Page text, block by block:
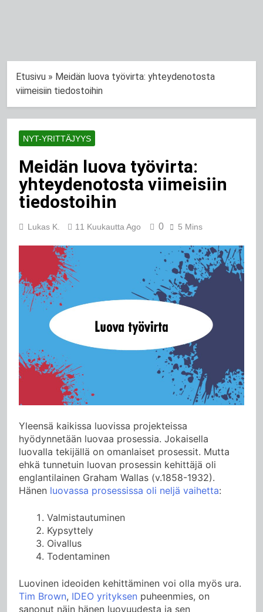
Etusivu » Meidän luova työvirta: yhteydenotosta
viimeisiin tiedostoihin
NYT-YRITTÄJYYS
Meidän luova työvirta:
yhteydenotosta viimeisiin
tiedostoihin
Lukas K. 11 Kuukautta Ago 0 5 Mins
Yleensä kaikissa luovissa projekteissa
hyödynnetään luovaa prosessia. Jokaisella
luovalla tekijällä on omanlaiset prosessit. Mutta
ehkä tunnetuin luovan prosessin kehittäjä oli
englantilainen Graham Wallas (v.1858-1932).
Hänen luovassa prosessissa oli neljä vaihetta:
Valmistautuminen
Kypsyttely
Oivallus
Todentaminen
Luovinen ideoiden kehittäminen voi olla myös ura.
Tim Brown, IDEO yrityksen puheenmies, on
sanonut näin hänen luovuudesta ja sen